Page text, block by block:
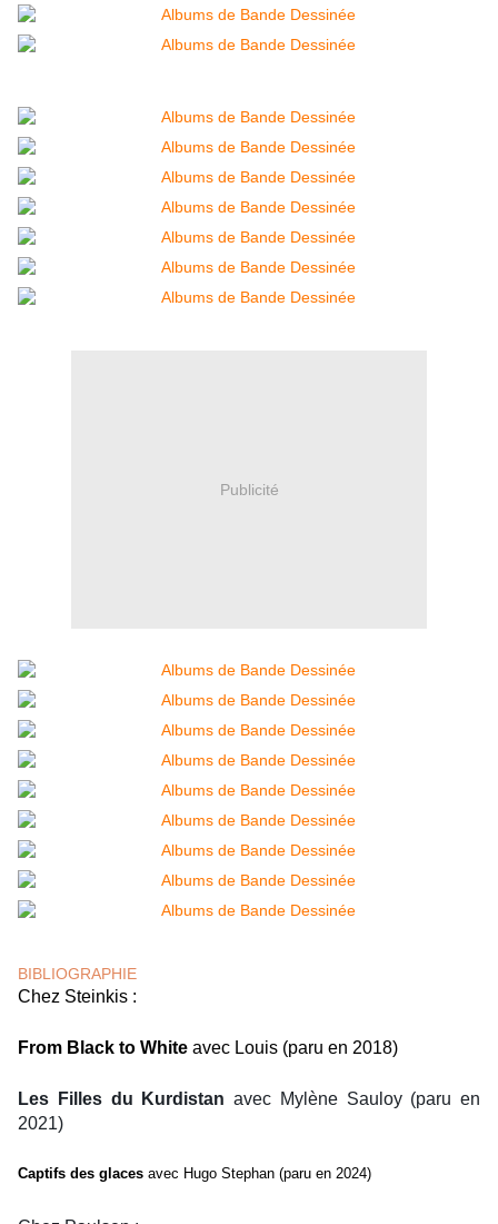
Publicité
BIBLIOGRAPHIE
Chez Steinkis :
From Black to White avec Louis (paru en 2018)
Les Filles du Kurdistan avec Mylène Sauloy (paru en
2021)
Captifs des glaces avec Hugo Stephan (paru en 2024)